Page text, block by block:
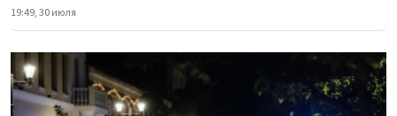
19:49, 30 июля